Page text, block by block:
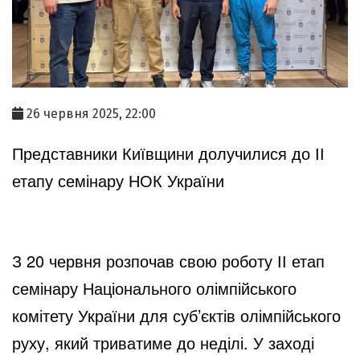
26 червня 2025, 22:00
Представники Київщини долучилися до ІІ
етапу семінару НОК України
З 20 червня розпочав свою роботу ІІ етап
семінару Національного олімпійського
комітету України для суб’єктів олімпійського
руху, який триватиме до неділі. У заході